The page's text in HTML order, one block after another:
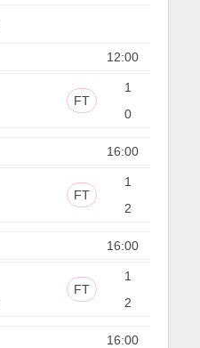
12:00
1
FT
0
16:00
1
FT
2
16:00
1
FT
2
16:00